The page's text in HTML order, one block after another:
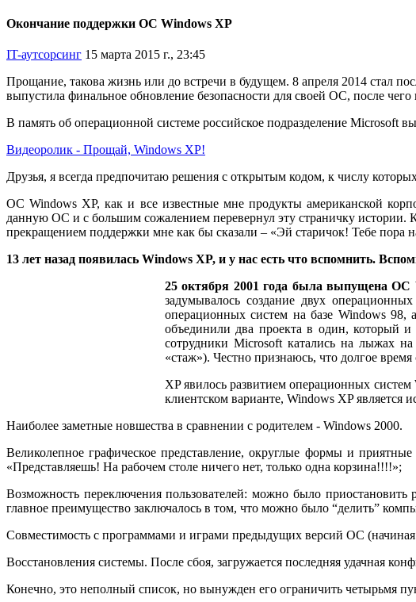
Окончание поддержки ОС Windows XP
IT-аутсорсинг 15 марта 2015 г., 23:45
Прощание, такова жизнь или до встречи в будущем. 8 апреля 2014 стал
выпустила финальное обновление безопасности для своей ОС, после
В память об операционной системе российское подразделение Microsoft
Видеоролик - Прощай, Windows XP!
Друзья, я всегда предпочитаю решения с открытым кодом, к числу
ОС Windows XP, как и все известные мне продукты американской
данную ОС и с большим сожалением перевернул эту страничку
прекращением поддержки мне как бы сказали – «Эй старичок! Тебе пора
13 лет назад появилась Windows XP, и у нас есть что вспомнить.
25 октября 2001 года была выпущена ОС
задумывалось создание двух
операционных систем на базе Windows
объединили два проекта в один, который
сотрудники Microsoft катались на лыжах
«стаж»). Честно признаюсь, что долгое
XP явилось развитием операционных
клиентском варианте, Windows XP
Наиболее заметные новшества в сравнении с родителем - Windows 2000.
Великолепное графическое представление, округлые формы и
«Представляешь! На рабочем столе ничего нет, только одна корзина!!!!»;
Возможность переключения пользователей: можно было
главное преимущество заключалось в том, что можно было “делить”
Совместимость с программами и играми предыдущих версий ОС
Восстановления системы. После сбоя, загружается последняя удачная
Конечно, это неполный список, но вынужден его ограничить четырьмя